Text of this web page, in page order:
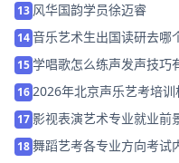
13 风华国韵学员徐迈睿
14音乐艺术生出国读研去哪
15学唱歌怎么练声发声技巧
162026年北京声乐艺考培训
17 影视表演艺术专业就业前
18舞蹈艺考各专业方向考试